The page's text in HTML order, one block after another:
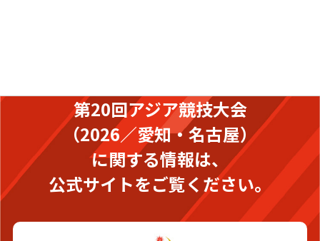
第20回アジア競技大会
（2026／愛知・名古屋）
に関する情報は、
公式サイトをご覧ください。